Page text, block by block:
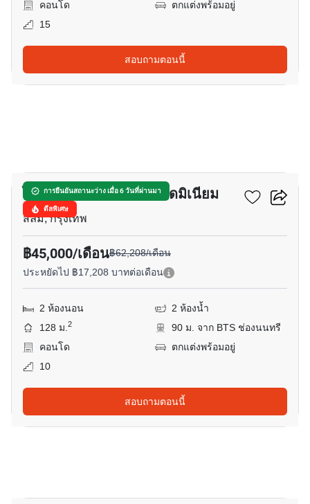
คอนโด
ตกแต่งพร้อมอยู่
15
สอบถามตอนนี้
การยืนยันสถานะว่าง เมื่อ 6 วันที่ผ่านมา
ดีลพิเศษ
ไดมอนด์ ทาวเวอร์ คอนโดมิเนียม
สีลม, กรุงเทพ
฿45,000/เดือน฿62,208/เดือน
ประหยัดไป ฿17,208 บาทต่อเดือน
2 ห้องนอน
2 ห้องน้ำ
128 ม.2
90 ม. จาก BTS ช่องนนทรี
คอนโด
ตกแต่งพร้อมอยู่
10
สอบถามตอนนี้